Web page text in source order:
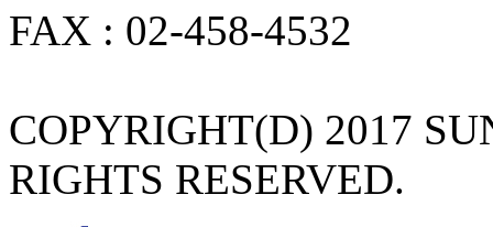
FAX : 02-458-4532
COPYRIGHT(D) 2017
RIGHTS RESERVED.